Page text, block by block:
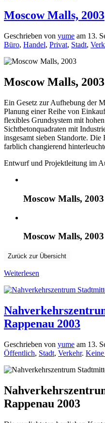
Moscow Malls, 2003
Geschrieben von yume am 13.
Büro, Handel, Privat, Stadt,
Moscow Malls, 2003
Ein Gesetz zur Aufhebung der
Planung einer Reihe von
flexibles Grundsystem mit
Sichtbetonquadraten mit
insgesamt sieben Standorte.
farblich changierend
Entwurf und Projektleitung im
Moscow Malls, 2003
Moscow Malls, 2003
Zurück zur Übersicht
Weiterlesen
Rappenau 2003
Geschrieben von yume am 13.
Öffentlich, Stadt, Verkehr.
Rappenau 2003